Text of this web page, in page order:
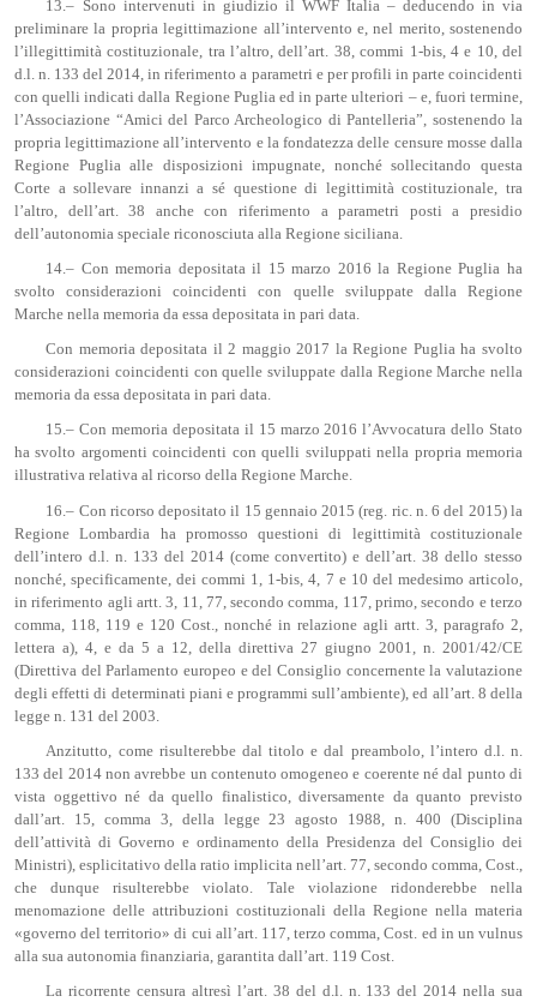
13.– Sono intervenuti in giudizio il WWF Italia – deducendo in via
preliminare la propria legittimazione all’intervento e, nel merito, sostenendo
l’illegittimità costituzionale, tra l’altro, dell’art. 38, commi 1-bis, 4 e 10, del
d.l. n. 133 del 2014, in riferimento a parametri e per profili in parte coincidenti
con quelli indicati dalla Regione Puglia ed in parte ulteriori – e, fuori termine,
l’Associazione “Amici del Parco Archeologico di Pantelleria”, sostenendo la
propria legittimazione all’intervento e la fondatezza delle censure mosse dalla
Regione Puglia alle disposizioni impugnate, nonché sollecitando questa
Corte a sollevare innanzi a sé questione di legittimità costituzionale, tra
l’altro, dell’art. 38 anche con riferimento a parametri posti a presidio
dell’autonomia speciale riconosciuta alla Regione siciliana.
14.– Con memoria depositata il 15 marzo 2016 la Regione Puglia ha
svolto considerazioni coincidenti con quelle sviluppate dalla Regione
Marche nella memoria da essa depositata in pari data.
Con memoria depositata il 2 maggio 2017 la Regione Puglia ha svolto
considerazioni coincidenti con quelle sviluppate dalla Regione Marche nella
memoria da essa depositata in pari data.
15.– Con memoria depositata il 15 marzo 2016 l’Avvocatura dello Stato
ha svolto argomenti coincidenti con quelli sviluppati nella propria memoria
illustrativa relativa al ricorso della Regione Marche.
16.– Con ricorso depositato il 15 gennaio 2015 (reg. ric. n. 6 del 2015) la
Regione Lombardia ha promosso questioni di legittimità costituzionale
dell’intero d.l. n. 133 del 2014 (come convertito) e dell’art. 38 dello stesso
nonché, specificamente, dei commi 1, 1-bis, 4, 7 e 10 del medesimo articolo,
in riferimento agli artt. 3, 11, 77, secondo comma, 117, primo, secondo e terzo
comma, 118, 119 e 120 Cost., nonché in relazione agli artt. 3, paragrafo 2,
lettera a), 4, e da 5 a 12, della direttiva 27 giugno 2001, n. 2001/42/CE
(Direttiva del Parlamento europeo e del Consiglio concernente la valutazione
degli effetti di determinati piani e programmi sull’ambiente), ed all’art. 8 della
legge n. 131 del 2003.
Anzitutto, come risulterebbe dal titolo e dal preambolo, l’intero d.l. n.
133 del 2014 non avrebbe un contenuto omogeneo e coerente né dal punto di
vista oggettivo né da quello finalistico, diversamente da quanto previsto
dall’art. 15, comma 3, della legge 23 agosto 1988, n. 400 (Disciplina
dell’attività di Governo e ordinamento della Presidenza del Consiglio dei
Ministri), esplicitativo della ratio implicita nell’art. 77, secondo comma, Cost.,
che dunque risulterebbe violato. Tale violazione ridonderebbe nella
menomazione delle attribuzioni costituzionali della Regione nella materia
«governo del territorio» di cui all’art. 117, terzo comma, Cost. ed in un vulnus
alla sua autonomia finanziaria, garantita dall’art. 119 Cost.
La ricorrente censura altresì l’art. 38 del d.l. n. 133 del 2014 nella sua